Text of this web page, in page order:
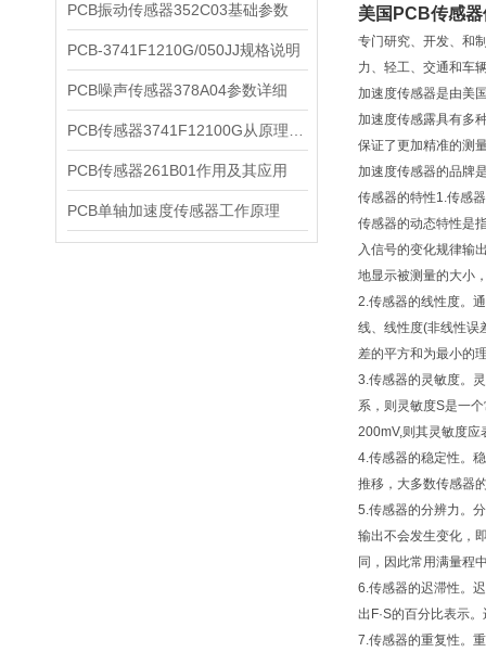
PCB振动传感器352C03基础参数
PCB-3741F1210G/050JJ规格说明
PCB噪声传感器378A04参数详细
PCB传感器261B01作用及其应用
PCB单轴加速度传感器工作原理
美国PCB传感
专门研究、开发、和
力、轻工、交通和车
加速度传感器是由美
加速度传感露具有多
保证了更加精准的测
加速度传感器的品牌
传感器的特性1.传感
传感器的动态特性是
入信号的变化规律输
地显示被测量的大小
2.传感器的线性度。
线、线性度(非线性误
差的平方和为最小的
3.传感器的灵敏度。
系，则灵敏度S是一
200mV,则其灵敏度应
4.传感器的稳定性。
推移，大多数传感器
5.传感器的分辨力。
输出不会发生变化，
同，因此常用满量程
6.传感器的迟滞性。
出F·S的百分比表示
7.传感器的重复性。